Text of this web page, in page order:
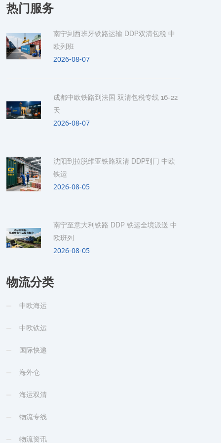
热门服务
南宁到西班牙铁路运输 DDP双清包税 中
欧列班
2026-08-07
成都中欧铁路到法国 双清包税专线 16-22
天
2026-08-07
沈阳到拉脱维亚铁路双清 DDP到门 中欧
铁运
2026-08-05
南宁至意大利铁路 DDP 铁运全境派送 中
欧班列
2026-08-05
物流分类
中欧海运
中欧铁运
国际快递
海外仓
海运双清
物流专线
物流资讯